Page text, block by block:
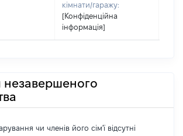
кімнати/гаражу:
[Конфіденційна
інформація]
незавершеного
чи членів його сім'ї відсутні